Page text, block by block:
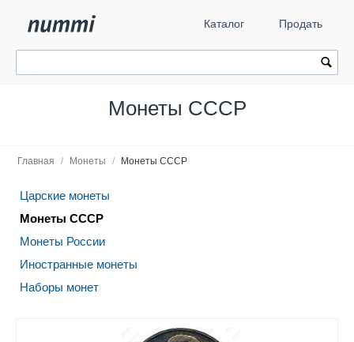
Каталог Продать
Монеты СССР
Главная / Монеты / Монеты СССР
Царские монеты
Монеты СССР
Монеты России
Иностранные монеты
Наборы монет